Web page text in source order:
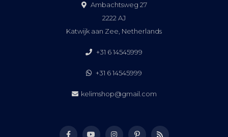
Ambachtsweg 27
2222 AJ
Katwijk aan Zee, Netherlands
+31 6 14545999
+31 6 14545999
kelimshop@gmail.com